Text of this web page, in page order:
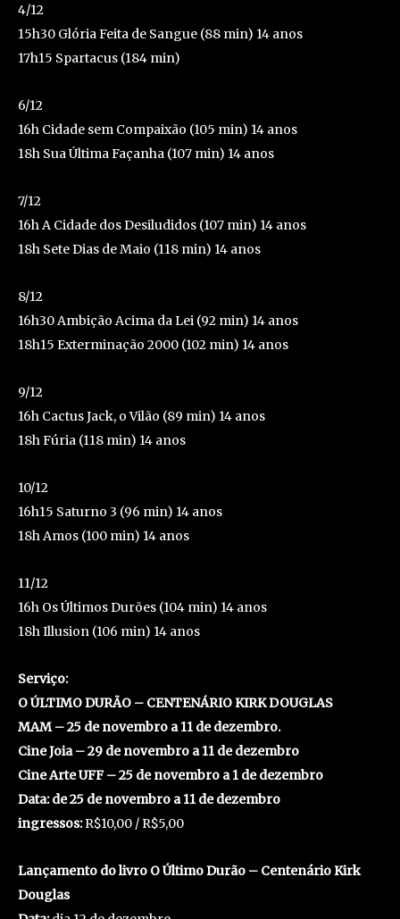
4/12
15h30 Glória Feita de Sangue (88 min) 14 anos
17h15 Spartacus (184 min)
6/12
16h Cidade sem Compaixão (105 min) 14 anos
18h Sua Última Façanha (107 min) 14 anos
7/12
16h A Cidade dos Desiludidos (107 min) 14 anos
18h Sete Dias de Maio (118 min) 14 anos
8/12
16h30 Ambição Acima da Lei (92 min) 14 anos
18h15 Exterminação 2000 (102 min) 14 anos
9/12
16h Cactus Jack, o Vilão (89 min) 14 anos
18h Fúria (118 min) 14 anos
10/12
16h15 Saturno 3 (96 min) 14 anos
18h Amos (100 min) 14 anos
11/12
16h Os Últimos Durões (104 min) 14 anos
18h Illusion (106 min) 14 anos
Serviço:
O ÚLTIMO DURÃO – CENTENÁRIO KIRK DOUGLAS
MAM – 25 de novembro a 11 de dezembro.
Cine Joia – 29 de novembro a 11 de dezembro
Cine Arte UFF – 25 de novembro a 1 de dezembro
Data: de 25 de novembro a 11 de dezembro
ingressos:R$10,00 / R$5,00
Lançamento do livro O Último Durão – Centenário Kirk
Douglas